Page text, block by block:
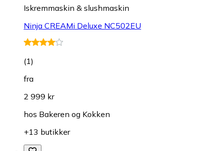
Iskremmaskin & slushmaskin
Ninja CREAMi Deluxe NC502EU
(1)
fra
2 999 kr
hos Bakeren og Kokken
+13 butikker